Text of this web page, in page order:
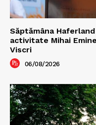
Săptămâna
activitate Mihai
Viscri
06/08/2026